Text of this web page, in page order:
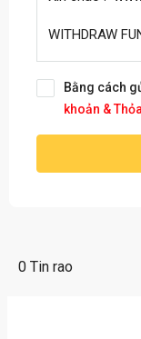
Bằng cách
khoản &
0 Tin rao